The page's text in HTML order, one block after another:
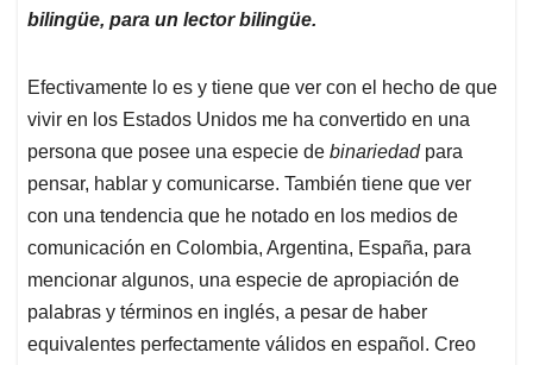
bilingüe, para un lector bilingüe.
Efectivamente lo es y tiene que ver con el hecho de que
vivir en los Estados Unidos me ha convertido en una
persona que posee una especie de binariedadpara
pensar, hablar y comunicarse. También tiene que ver
con una tendencia que he notado en los medios de
comunicación en Colombia, Argentina, España, para
mencionar algunos, una especie de apropiación de
palabras y términos en inglés, a pesar de haber
equivalentes perfectamente válidos en español. Creo